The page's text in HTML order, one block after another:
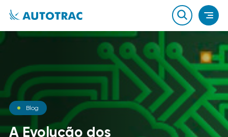
Notícias
O que você sabe sobre o
Blog
A Evolução dos